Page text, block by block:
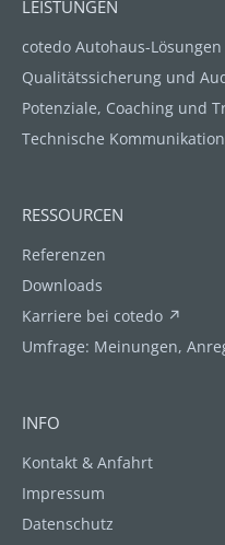
LEISTUNGEN
cotedo Autohaus-Lösungen
Qualitätssicherung und
Potenziale, Coaching und
Technische Kommunikation
RESSOURCEN
Referenzen
Downloads
Karriere bei cotedo ↗
Umfrage: Meinungen,
INFO
Kontakt & Anfahrt
Impressum
Datenschutz